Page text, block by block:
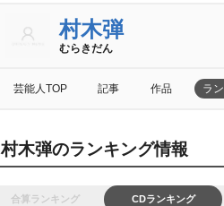
村木弾
むらきだん
芸能人TOP 記事 作品 ラ
村木弾のランキング情報
合算ランキング CDランキング